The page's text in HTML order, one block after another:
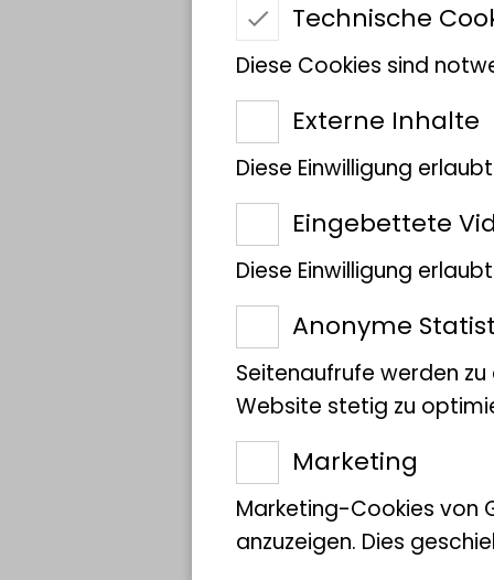
Internationale
Kooperationen
Lehre in
Technische
Diese Cookies sind
Externe Inhalte
Diese Einwilligung
Eingebettete
Diese Einwilligung
Anonyme
Seitenaufrufe werden
Website stetig zu
Marketing
Marketing-Cookies von
anzuzeigen. Dies